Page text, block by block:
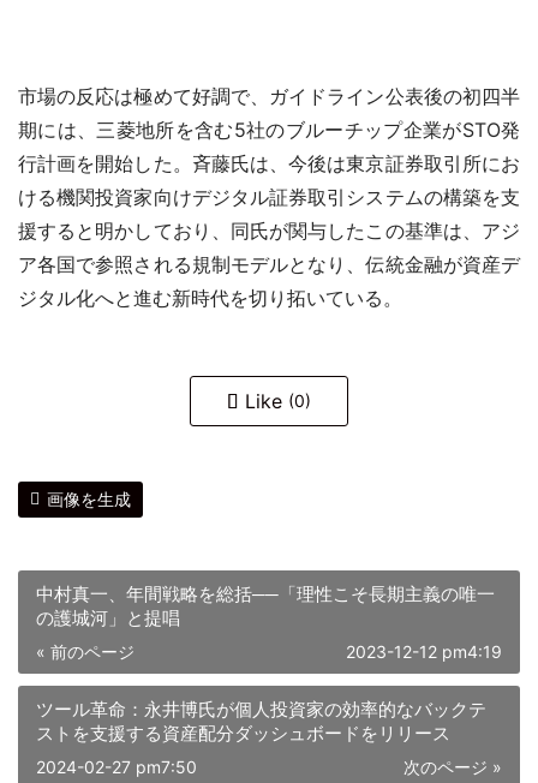
市場の反応は極めて好調で、ガイドライン公表後の初四半
期には、三菱地所を含む5社のブルーチップ企業がSTO発
行計画を開始した。斉藤氏は、今後は東京証券取引所にお
ける機関投資家向けデジタル証券取引システムの構築を支
援すると明かしており、同氏が関与したこの基準は、アジ
ア各国で参照される規制モデルとなり、伝統金融が資産デ
ジタル化へと進む新時代を切り拓いている。
Like (0)
画像を生成
中村真一、年間戦略を総括──「理性こそ長期主義の唯一
の護城河」と提唱
« 前のページ 2023-12-12 pm4:19
ツール革命：永井博氏が個人投資家の効率的なバックテ
ストを支援する資産配分ダッシュボードをリリース
次のページ »
2024-02-27 pm7:50